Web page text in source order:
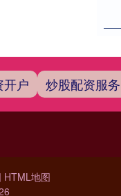
开户 炒股配资服务
HTML地图